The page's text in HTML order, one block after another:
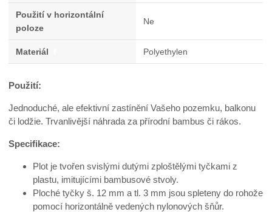
Použití v horizontální
poloze
Ne
Materiál Polyethylen
Použití:
Jednoduché, ale efektivní zastínění Vašeho pozemku, balkonu
či lodžie. Trvanlivější náhrada za přírodní bambus či rákos.
Specifikace:
Plot je tvořen svislými dutými zploštělými tyčkami z
plastu, imitujícími bambusové stvoly.
Ploché tyčky š. 12 mm a tl. 3 mm jsou spleteny do rohože
pomocí horizontálně vedených nylonových šňůr.